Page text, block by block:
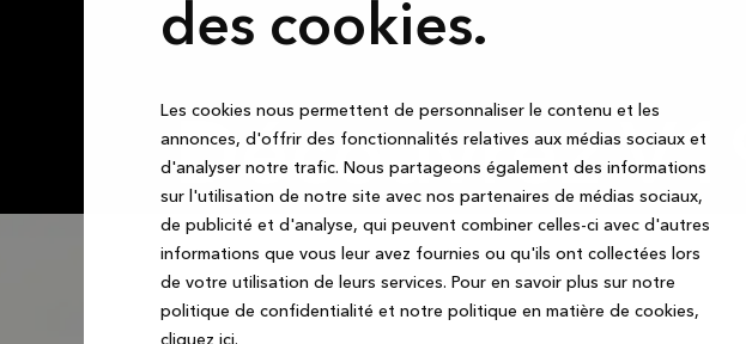
des cookies.
Les cookies nous permettent de personnaliser le contenu et les
annonces, d'offrir des fonctionnalités relatives aux médias sociaux et
d'analyser notre trafic. Nous partageons également des informations
sur l'utilisation de notre site avec nos partenaires de médias sociaux,
de publicité et d'analyse, qui peuvent combiner celles-ci avec d'autres
informations que vous leur avez fournies ou qu'ils ont collectées lors
de votre utilisation de leurs services. Pour en savoir plus sur notre
politique de confidentialité et notre politique en matière de cookies,
cliquez ici.
Découvrez